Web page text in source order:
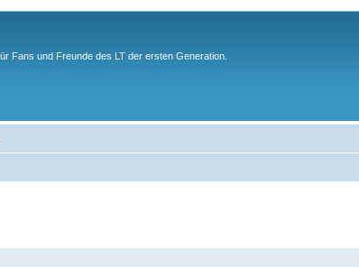
Fans und Freunde des LT der ersten Generation.